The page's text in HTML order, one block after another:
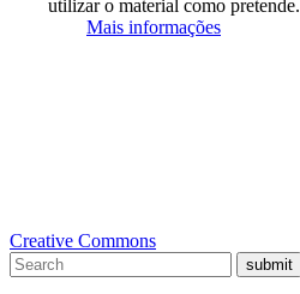
utilizar o material como pretende.
Mais informações
Creative Commons
submit